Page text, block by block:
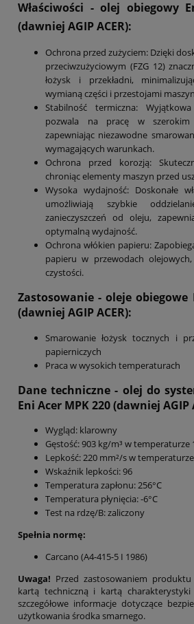
Właściwości - olej obiegowy
(dawniej AGIP ACER):
Ochrona przed zużyciem: Dzięki
przeciwzużyciowym (FZG 12)
łożysk i przekładni,
wymianą części i przestojami
Stabilność termiczna:
pozwala na pracę w szerokim
zapewniając niezawodne
wymagających warunkach.
Ochrona przed korozją:
chroniąc elementy maszyn przed
Wysoka wydajność: Doskonałe
umożliwiają szybkie
zanieczyszczeń od oleju,
optymalną wydajność.
Ochrona włókien papieru:
papieru w przewodach
czystości.
Zastosowanie - oleje obiegowe
(dawniej AGIP ACER):
Smarowanie łożysk tocznych i
papierniczych
Praca w wysokich temperaturach
Dane techniczne - olej do
Eni Acer MPK 220 (dawniej AGIP
Wygląd: klarowny
Gęstość: 903 kg/m³ w temperaturze
Lepkość: 220 mm²/s w temperaturze
Wskaźnik lepkości: 96
Temperatura zapłonu: 256°C
Temperatura płynięcia: -6°C
Test na rdzę/B: zaliczony
Spełnia normę:
Carcano (A4-415-5 I 1986)
Uwaga! Przed zastosowaniem
kartą techniczną i kartą charakterystyki
szczegółowe informacje dotyczące
użytkowania środka smarnego.